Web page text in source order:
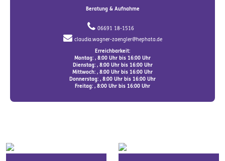
Beratung & Aufnahme
06691 18-1516
claudia.wagner-zaengler@hephata.de
Erreichbarkeit:
Montag: , 8:00 Uhr bis 16:00 Uhr
Dienstag: , 8:00 Uhr bis 16:00 Uhr
Mittwoch: , 8:00 Uhr bis 16:00 Uhr
Donnerstag: , 8:00 Uhr bis 16:00 Uhr
Freitag: , 8:00 Uhr bis 16:00 Uhr